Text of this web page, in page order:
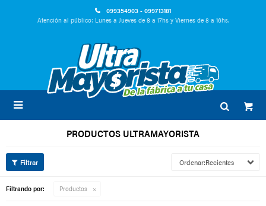
099354903 - 099713181
Atención al público: Lunes a Jueves de 8 a 17hs y Viernes de 8 a 16hs.

PRODUCTOS ULTRAMAYORISTA
Recientes
Filtrando por: Productos